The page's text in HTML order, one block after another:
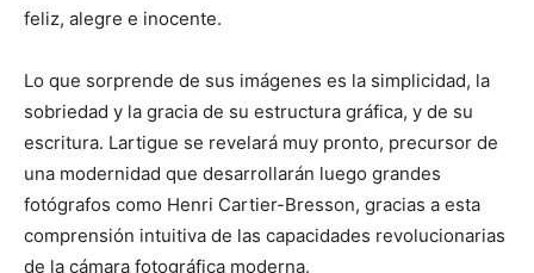
feliz, alegre e inocente.
Lo que sorprende de sus imágenes es la simplicidad, la
sobriedad y la gracia de su estructura gráfica, y de su
escritura. Lartigue se revelará muy pronto, precursor de
una modernidad que desarrollarán luego grandes
fotógrafos como Henri Cartier-Bresson, gracias a esta
comprensión intuitiva de las capacidades revolucionarias
de la cámara fotográfica moderna.